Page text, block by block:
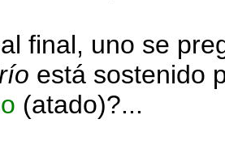
final, uno se
está sostenido
(atado)?...